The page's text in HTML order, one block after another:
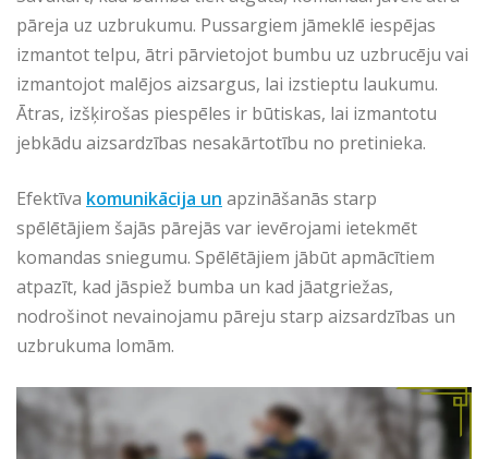
pāreja uz uzbrukumu. Pussargiem jāmeklē iespējas
izmantot telpu, ātri pārvietojot bumbu uz uzbrucēju vai
izmantojot malējos aizsargus, lai izstieptu laukumu.
Ātras, izšķirošas piespēles ir būtiskas, lai izmantotu
jebkādu aizsardzības nesakārtotību no pretinieka.
Efektīva komunikācija un apzināšanās starp
spēlētājiem šajās pārejās var ievērojami ietekmēt
komandas sniegumu. Spēlētājiem jābūt apmācītiem
atpazīt, kad jāspiež bumba un kad jāatgriežas,
nodrošinot nevainojamu pāreju starp aizsardzības un
uzbrukuma lomām.